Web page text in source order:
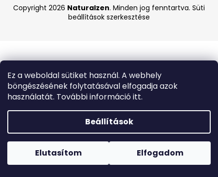
Ez a weboldal sütiket használ. A webhely
böngészésének folytatásával elfogadja azok
használatát. További információ itt.
Beállítások
Elutasítom Elfogadom
Forró napokon nem javasoljuk a csomagautomatákba
történő kézbesítést. A magas hőmérsékletre érzékeny
termékek átvételkor nem biztos, hogy optimális állapotban
á
u
k
BEAUTY
OF
JOSEON
STICK
MUGWORT
CAMELIA
SPF50+/PA++++,
Copyright 2026 Naturalzen. Minden jog fenntartva. Süti
beállítások szerkesztése